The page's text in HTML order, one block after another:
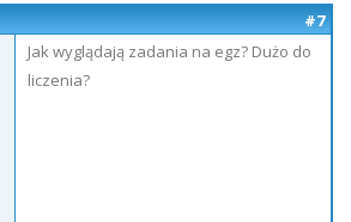
#7
Jak wyglądają zadania na egz? Dużo do
liczenia?